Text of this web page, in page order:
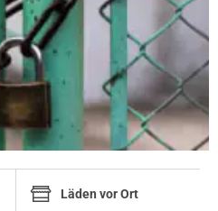
Läden vor Ort